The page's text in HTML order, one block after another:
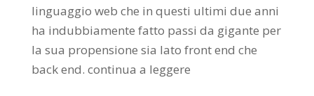
linguaggio web che in questi ultimi due anni
ha indubbiamente fatto passi da gigante per
la sua propensione sia lato front end che
back end. continua a leggere